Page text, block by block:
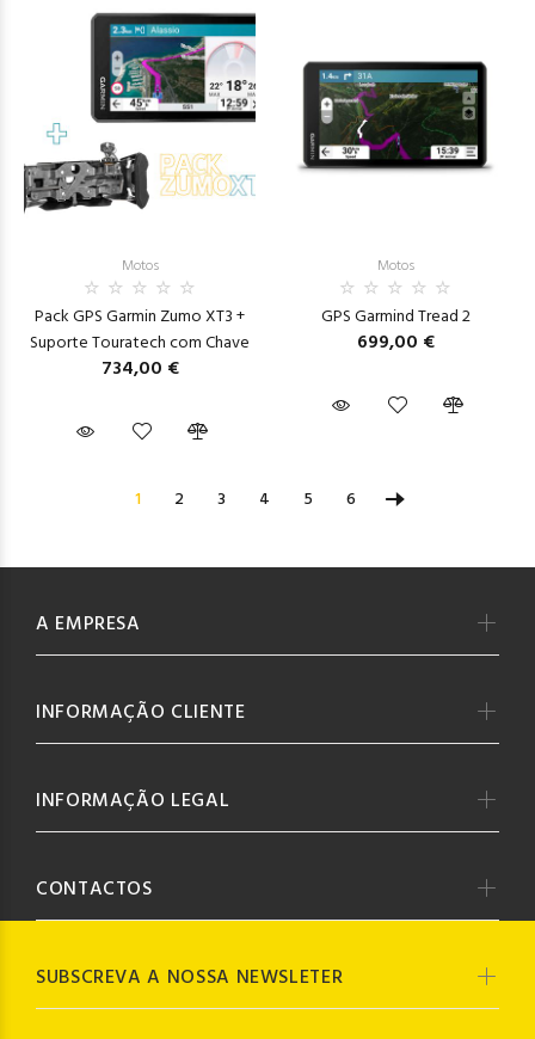
Motos
Pack GPS Garmin Zumo XT3 +
Suporte Touratech com Chave
734,00 €
Motos
GPS Garmind Tread 2
699,00 €
1 2 3 4 5 6
SUBSCREVA A NOSSA NEWSLETER
A EMPRESA
INFORMAÇÃO CLIENTE
INFORMAÇÃO LEGAL
CONTACTOS